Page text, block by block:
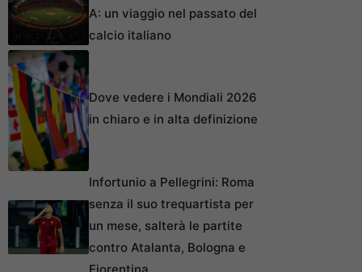
A: un viaggio nel passato del
calcio italiano
Dove vedere i Mondiali 2026
in chiaro e in alta definizione
Infortunio a Pellegrini: Roma
senza il suo trequartista per
un mese, salterà le partite
contro Atalanta, Bologna e
Fiorentina